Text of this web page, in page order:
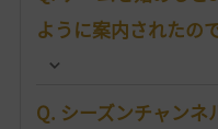
ように案内されたの
Q. シーズンチャンネ